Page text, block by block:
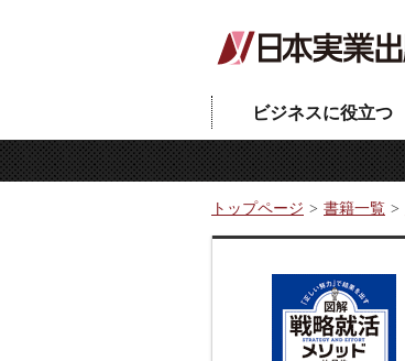
ビジネスに役立つ
トップページ 書籍一覧